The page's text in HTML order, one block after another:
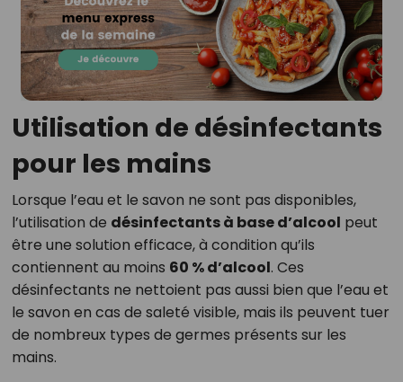
Utilisation de désinfectants
pour les mains
Lorsque l’eau et le savon ne sont pas disponibles,
l’utilisation de désinfectants à base d’alcool peut
être une solution efficace, à condition qu’ils
contiennent au moins 60 % d’alcool. Ces
désinfectants ne nettoient pas aussi bien que l’eau et
le savon en cas de saleté visible, mais ils peuvent tuer
de nombreux types de germes présents sur les
mains.